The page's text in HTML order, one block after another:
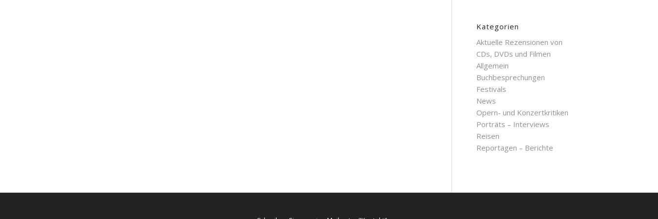
Kategorien
Aktuelle Rezensionen von
CDs, DVDs und Filmen
Allgemein
Buchbesprechungen
Festivals
News
Opern- und Konzertkritiken
Porträts – Interviews
Reisen
Reportagen – Berichte